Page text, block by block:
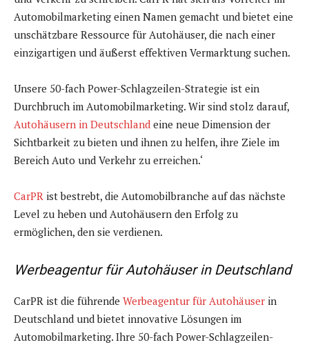
Automobilmarketing einen Namen gemacht und bietet eine
unschätzbare Ressource für Autohäuser, die nach einer
einzigartigen und äußerst effektiven Vermarktung suchen.
Unsere 50-fach Power-Schlagzeilen-Strategie ist ein
Durchbruch im Automobilmarketing. Wir sind stolz darauf,
Autohäusern in Deutschland eine neue Dimension der
Sichtbarkeit zu bieten und ihnen zu helfen, ihre Ziele im
Bereich Auto und Verkehr zu erreichen.‘
CarPR ist bestrebt, die Automobilbranche auf das nächste
Level zu heben und Autohäusern den Erfolg zu
ermöglichen, den sie verdienen.
Werbeagentur für Autohäuser in Deutschland
CarPR ist die führende Werbeagentur für Autohäuser in
Deutschland und bietet innovative Lösungen im
Automobilmarketing. Ihre 50-fach Power-Schlagzeilen-